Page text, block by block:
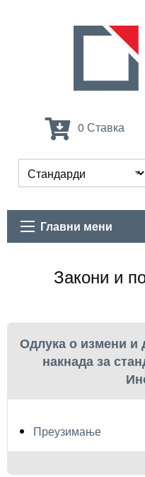
0 Ставка
Главни мени
Закони и
Одлука о измени и
накнада за
Преузимање